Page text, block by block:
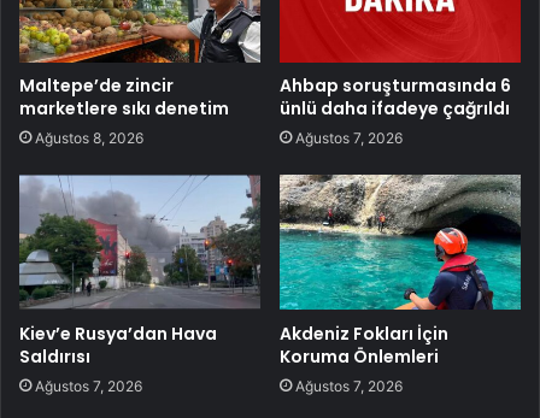
Maltepe’de zincir
marketlere sıkı denetim
Ağustos 8, 2026
Ahbap soruşturmasında 6
ünlü daha ifadeye çağrıldı
Ağustos 7, 2026
Kiev’e Rusya’dan Hava
Saldırısı
Ağustos 7, 2026
Akdeniz Fokları İçin
Koruma Önlemleri
Ağustos 7, 2026